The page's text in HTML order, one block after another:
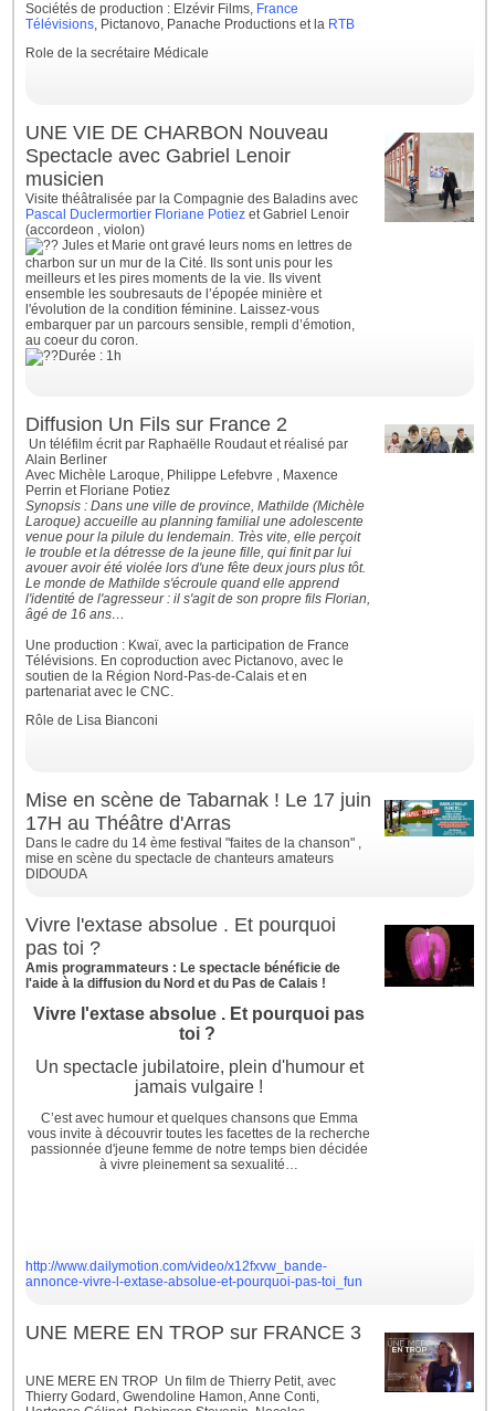
Sociétés de production : Elzévir Films, France
Télévisions, Pictanovo, Panache Productions et la RTB
Role de la secrétaire Médicale
UNE VIE DE CHARBON Nouveau
Spectacle avec Gabriel Lenoir
musicien
Visite théâtralisée par la Compagnie des Baladins avec
Pascal Duclermortier Floriane Potiez et Gabriel Lenoir
(accordeon , violon)
Jules et Marie ont gravé leurs noms en lettres de
charbon sur un mur de la Cité. Ils sont unis pour les
meilleurs et les pires moments de la vie. Ils vivent
ensemble les soubresauts de l’épopée minière et
l'évolution de la condition féminine. Laissez-vous
embarquer par un parcours sensible,rempli d’émotion,
au coeur du coron.
Durée : 1h
Diffusion Un Fils sur France 2
Un téléfilm écrit par Raphaëlle Roudaut et réalisé par
Alain Berliner
Avec Michèle Laroque, Philippe Lefebvre , Maxence
Perrin et Floriane Potiez
Synopsis : Dans une ville de province, Mathilde (Michèle
Laroque) accueille au planning familial une adolescente
venue pour la pilule du lendemain. Très vite, elle perçoit
le trouble et la détresse de la jeune fille, qui finit par lui
avouer avoir été violée lors d'une fête deux jours plus tôt.
Le monde de Mathilde s'écroule quand elle apprend
l'identité de l'agresseur : il s'agit de son propre fils Florian,
âgé de 16 ans…
Une production : Kwaï, avec la participation de France
Télévisions. En coproduction avec Pictanovo, avec le
soutien de la Région Nord-Pas-de-Calais et en
partenariat avec le CNC.
Rôle de Lisa Bianconi
Mise en scène de Tabarnak ! Le 17 juin
17H au Théâtre d'Arras
Dans le cadre du 14 ème festival "faites de la chanson" ,
mise en scène du spectacle de chanteurs amateurs
DIDOUDA
Vivre l'extase absolue . Et pourquoi
pas toi ?
Amis programmateurs : Le spectacle bénéficie de
l'aide à la diffusion du Nord et du Pas de Calais !
Vivre l'extase absolue . Et pourquoi pas
toi ?
Un spectacle jubilatoire, plein d'humour et
jamais vulgaire !
C’est avec humour et quelques chansons que Emma
vous invite à découvrir toutes les facettes de la recherche
passionnée d'jeune femme de notre temps bien décidée
à vivre pleinement sa sexualité…
http://www.dailymotion.com/video/x12fxvw_bande-
annonce-vivre-l-extase-absolue-et-pourquoi-pas-toi_fun
UNE MERE EN TROP sur FRANCE 3
UNE MERE EN TROP Un film de Thierry Petit, avec
Thierry Godard, Gwendoline Hamon, Anne Conti,